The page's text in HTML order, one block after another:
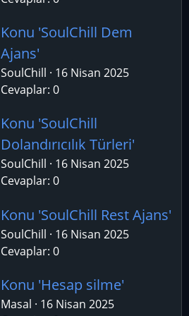
Konu 'SoulChill Dem
Ajans'
SoulChill
16 Nisan 2025
Cevaplar: 0
Konu 'SoulChill
Dolandırıcılık Türleri'
SoulChill
16 Nisan 2025
Cevaplar: 0
Konu 'SoulChill Rest Ajans'
SoulChill
16 Nisan 2025
Cevaplar: 0
Konu 'Hesap silme'
Masal
16 Nisan 2025